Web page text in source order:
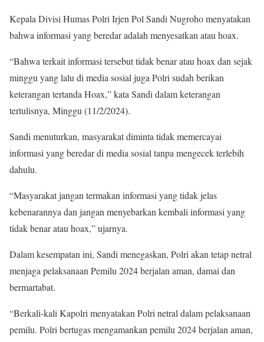
Kepala Divisi Humas Polri Irjen Pol Sandi Nugroho menyatakan
bahwa informasi yang beredar adalah menyesatkan atau hoax.
“Bahwa terkait informasi tersebut tidak benar atau hoax dan sejak
minggu yang lalu di media sosial juga Polri sudah berikan
keterangan tertanda Hoax,” kata Sandi dalam keterangan
tertulisnya, Minggu (11/2/2024).
Sandi menuturkan, masyarakat diminta tidak memercayai
informasi yang beredar di media sosial tanpa mengecek terlebih
dahulu.
“Masyarakat jangan termakan informasi yang tidak jelas
kebenarannya dan jangan menyebarkan kembali informasi yang
tidak benar atau hoax,” ujarnya.
Dalam kesempatan ini, Sandi menegaskan, Polri akan tetap netral
menjaga pelaksanaan Pemilu 2024 berjalan aman, damai dan
bermartabat.
“Berkali-kali Kapolri menyatakan Polri netral dalam pelaksanaan
pemilu. Polri bertugas mengamankan pemilu 2024 berjalan aman,